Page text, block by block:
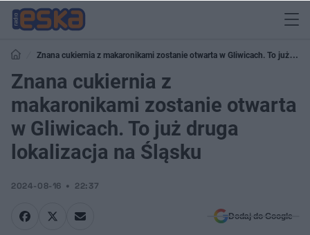
Znana cukiernia z makaronikami zostanie otwarta w Gliwicach. To już
druga lokalizacja na Śląsku
Znana cukiernia z
makaronikami zostanie otwarta
w Gliwicach. To już druga
lokalizacja na Śląsku
2024-08-16 22:37
Dodaj do Google